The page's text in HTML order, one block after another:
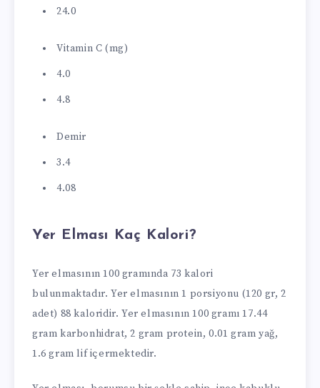
24.0
Vitamin C (mg)
4.0
4.8
Demir
3.4
4.08
Yer Elması Kaç Kalori?
Yer elmasının 100 gramında 73 kalori
bulunmaktadır. Yer elmasının 1 porsiyonu (120 gr, 2
adet) 88 kaloridir. Yer elmasının 100 gramı 17.44
gram karbonhidrat, 2 gram protein, 0.01 gram yağ,
1.6 gram lif içermektedir.